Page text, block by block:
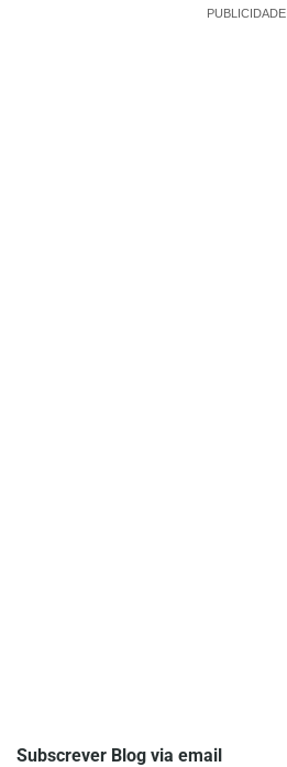
PUBLICIDADE
Subscrever Blog via email